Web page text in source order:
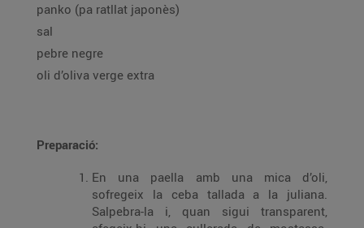
panko (pa ratllat japonès)
sal
pebre negre
oli d’oliva verge extra
Preparació:
En una paella amb una mica d’oli,
sofregeix la ceba tallada a la juliana.
Salpebra-la i, quan sigui transparent,